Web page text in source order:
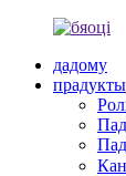
дадому
прадукты